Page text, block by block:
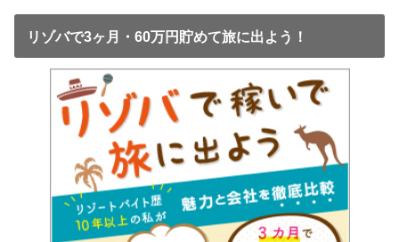
リゾバで3ヶ月・60万円貯めて旅に出よう！